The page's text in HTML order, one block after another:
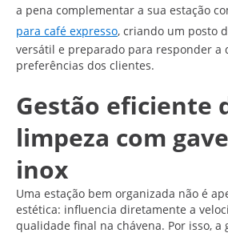
a pena complementar a sua estação
para café expresso, criando um posto
versátil e preparado para responder a
preferências dos clientes.
Gestão eficiente
limpeza com
inox
Uma estação bem organizada não é
estética: influencia diretamente a
qualidade final na chávena. Por isso, a